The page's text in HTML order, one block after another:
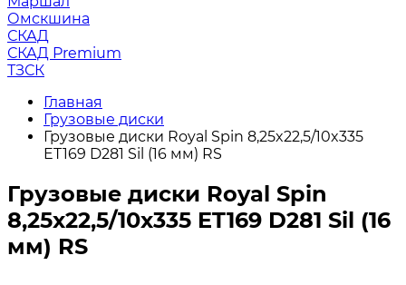
Омскшина
СКАД
СКАД Premium
ТЗСК
Главная
Грузовые диски
Грузовые диски Royal Spin 8,25x22,5/10x335
ET169 D281 Sil (16 мм) RS
Грузовые диски Royal Spin
8,25x22,5/10x335 ET169 D281 Sil (16
мм) RS